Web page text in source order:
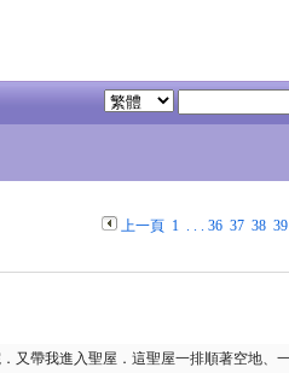
上一頁 1. . . 36 37 38 39
又帶我進入聖屋．這聖屋一排順著空地、